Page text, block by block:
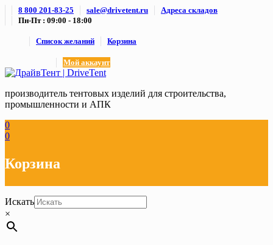
Skip8 800 201-83-25 sale@drivetent.ru
Адреса складов
Пн-Пт : 09:00 - 18:00
Список желаний Корзина
Мой аккаунт
производитель тентовых изделий для строительства,
промышленности и АПК
0
0
Корзина
Искать
×